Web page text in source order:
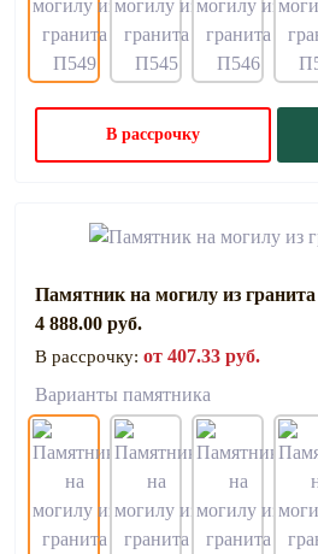
В рассрочку
Памятник на могилу из
4 888.00 руб.
В рассрочку: от 407.33 руб.
Варианты памятника